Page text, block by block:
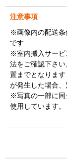
注意事項
※画像内の配送条
です
※室内搬入サービ
法をご確認下さ
置までとなりま
が発生した場合、
※写真の一部に同
使用しています。